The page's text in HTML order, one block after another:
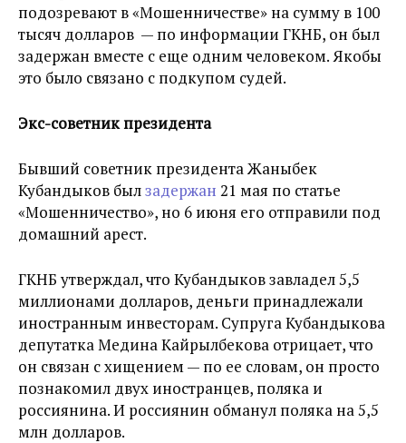
подозревают в «Мошенничестве» на сумму в 100
тысяч долларов — по информации ГКНБ, он был
задержан вместе с еще одним человеком. Якобы
это было связано с подкупом судей.
Экс-советник президента
Бывший советник президента Жаныбек
Кубандыков былзадержан 21 мая по статье
«Мошенничество», но 6 июня его отправили под
домашний арест.
ГКНБ утверждал, что Кубандыков завладел5,5
миллионами долларов, деньги принадлежали
иностранным инвесторам. Супруга Кубандыкова
депутатка Медина Кайрылбекова отрицает, что
он связан с хищением — по ее словам, он просто
познакомил двух иностранцев, поляка и
россиянина. И россиянин обманул поляка на 5,5
млн долларов.